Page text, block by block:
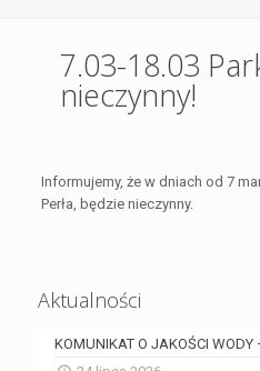
7.03-18.03
nieczynny!
Informujemy, że w dniach od 7
Perła, będzie nieczynny.
Aktualności
KOMUNIKAT O JAKOŚCI WODY